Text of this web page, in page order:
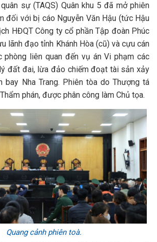
sự (TAQS) Quân khu 5 đã mở phiên
đối với bị cáo Nguyễn Văn Hậu (tức Hậu
HĐQT Công ty cổ phần Tập đoàn Phúc
lãnh đạo tỉnh Khánh Hòa (cũ) và cựu cán
phòng liên quan đến vụ án Vi phạm các
đất đai, lừa đảo chiếm đoạt tài sản xảy
bay Nha Trang. Phiên tòa do Thượng tá
phán, được phân công làm Chủ tọa.
Quang cảnh phiên toà.